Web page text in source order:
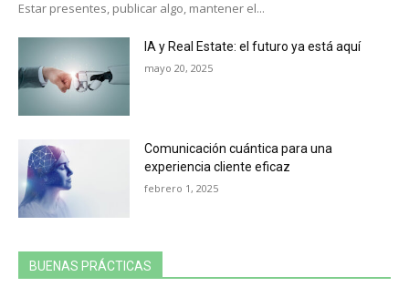
Estar presentes, publicar algo, mantener el...
IA y Real Estate: el futuro ya está aquí
mayo 20, 2025
Comunicación cuántica para una
experiencia cliente eficaz
febrero 1, 2025
BUENAS PRÁCTICAS